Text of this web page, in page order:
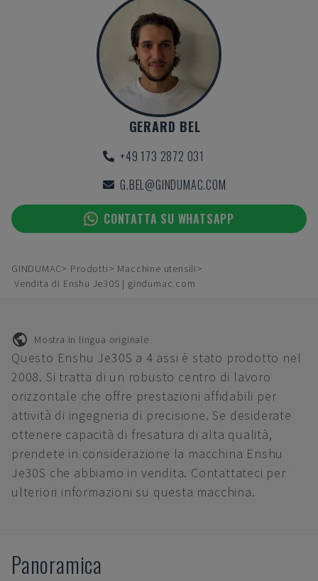
GERARD BEL
+49 173 2872 031
G.BEL@GINDUMAC.COM
CONTATTA SU WHATSAPP
GINDUMAC Prodotti
Macchine utensili
Vendita di Enshu Je30S | gindumac.com
Mostra in lingua originale
Questo Enshu Je30S a 4 assi è stato prodotto nel
2008. Si tratta di un robusto centro di lavoro
orizzontale che offre prestazioni affidabili per
attività di ingegneria di precisione. Se desiderate
ottenere capacità di fresatura di alta qualità,
prendete in considerazione la macchina Enshu
Je30S che abbiamo in vendita. Contattateci per
ulteriori informazioni su questa macchina.
Panoramica